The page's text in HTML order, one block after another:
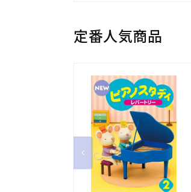
定番人気商品